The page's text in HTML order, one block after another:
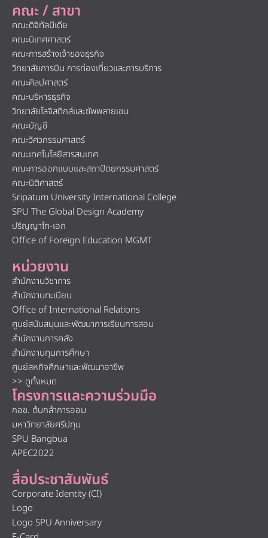
คณะ / สาขา
คณะดิจิทัลมีเดีย
คณะนิเทศศาสตร์
คณะการสร้างเจ้าของธุรกิจ
วิทยาลัยการบิน การท่องเที่ยวและการบริการ
คณะศิลปศาสตร์
คณะบริหารธุรกิจ
วิทยาลัยโลจิสติกส์และซัพพลายเชน
คณะบัญชี
คณะวิศวกรรมศาสตร์
คณะเทคโนโลยีสารสนเทศ
คณะการออกแบบและสถาปัตยกรรมศาสตร์
คณะนิติศาสตร์
Sripatum University International College
SPU The Global Design Academy
ปริญญาโท-เอก
Office of Foreign Education MGMT
หน่วยงาน
สำนักงานวิชาการ
สำนักงานทะเบียน
Office of International Relations
ศูนย์สนับสนุนและพัฒนาการเรียนการสอน
สำนักงานการคลัง
สำนักงานทุนการศึกษา
ศูนย์สหกิจศึกษาและพัฒนาอาชีพ
>> ดูทั้งหมด
โครงการและความร่วมมือ
กอช. ต้นกล้าการออม
มหาวิทยาลัยศรีปทุม
SPU Bangbua
APEC2022
สื่อประชาสัมพันธ์
Corporate Identity (CI)
Logo
Logo SPU Anniversary